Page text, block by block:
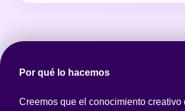
Por qué lo hacemos
Creemos que el conocimiento creativo